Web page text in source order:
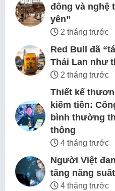
đông và nghệ
yên”
2 tháng trước
Red Bull đã
Thái Lan như
2 tháng trước
Thiết kế
kiếm tiền:
bình thường
thông
4 tháng trước
Người Việt
tăng năng
4 tháng trước